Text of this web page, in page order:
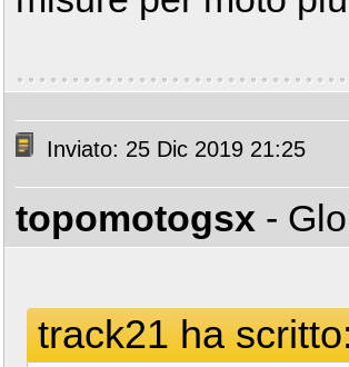
Inviato: 25 Dic 2019 21:25
topomotogsx -
track21 ha